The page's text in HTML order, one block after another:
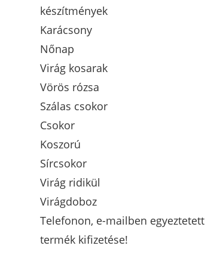
készítmények
Karácsony
Nőnap
Virág kosarak
Vörös rózsa
Szálas csokor
Csokor
Koszorú
Sírcsokor
Virág ridikül
Virágdoboz
Telefonon, e-mailben egyeztetett
termék kifizetése!